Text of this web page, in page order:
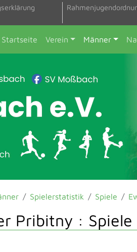
Startseite Verein Männer
Spielerstatistik Spiele
Pribitny : Spiele